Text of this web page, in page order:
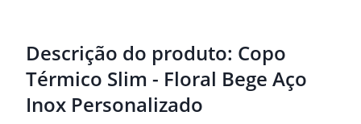
Descrição do produto: Copo
Térmico Slim - Floral Bege Aço
Inox Personalizado